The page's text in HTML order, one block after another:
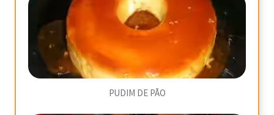
PUDIM DE PÃO